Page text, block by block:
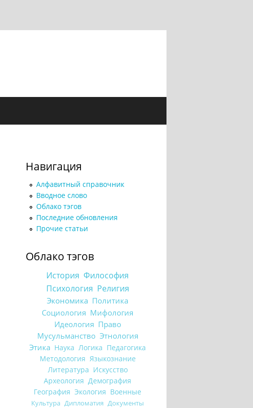
Навигация
Алфавитный справочник
Вводное слово
Облако тэгов
Последние обновления
Прочие статьи
Облако тэгов
История Философия
Психология Религия
Экономика Политика
Социология Мифология
Идеология Право
Мусульманство Этнология
Этика Наука Логика Педагогика
Методология Языкознание
Литература Искусство
Археология Демография
География Экология Военные
Культура Дипломатия Документы